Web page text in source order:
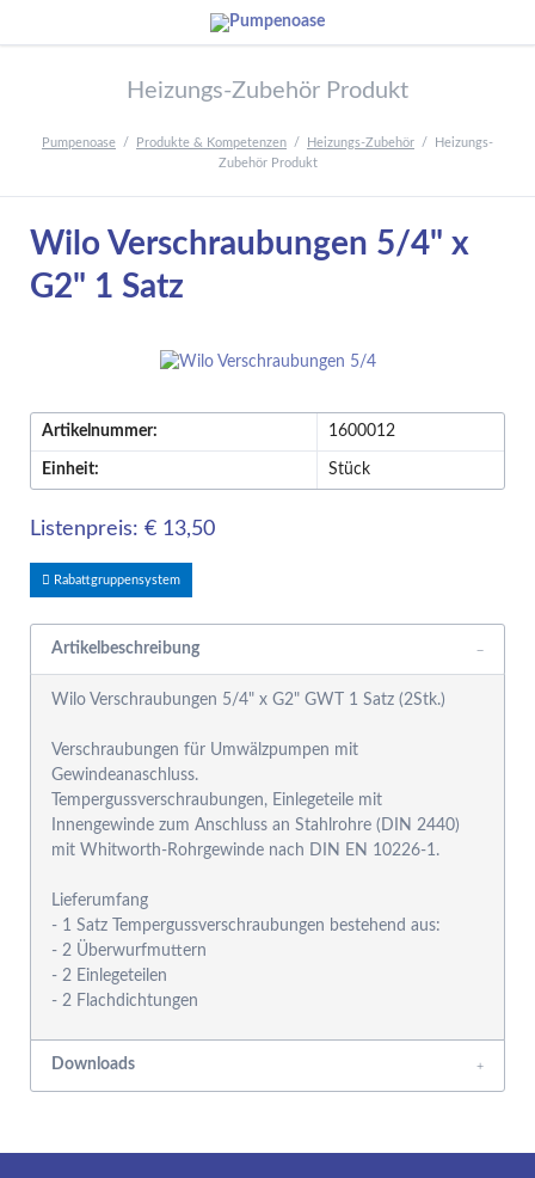
Heizungs-Zubehör Produkt
Pumpenoase Produkte & Kompetenzen Heizungs-Zubehör
Heizungs-
Zubehör Produkt
Wilo Verschraubungen 5/4" x
G2" 1 Satz
Artikelnummer: 1600012
Einheit: Stück
Listenpreis: € 13,50
Rabattgruppensystem
Artikelbeschreibung
Wilo Verschraubungen 5/4" x G2" GWT 1 Satz (2Stk.)
Verschraubungen für Umwälzpumpen mit
Gewindeanaschluss.
Tempergussverschraubungen, Einlegeteile mit
Innengewinde zum Anschluss an Stahlrohre (DIN 2440)
mit Whitworth-Rohrgewinde nach DIN EN 10226-1.
Lieferumfang
- 1 Satz Tempergussverschraubungen bestehend aus:
- 2 Überwurfmuttern
- 2 Einlegeteilen
Downloads